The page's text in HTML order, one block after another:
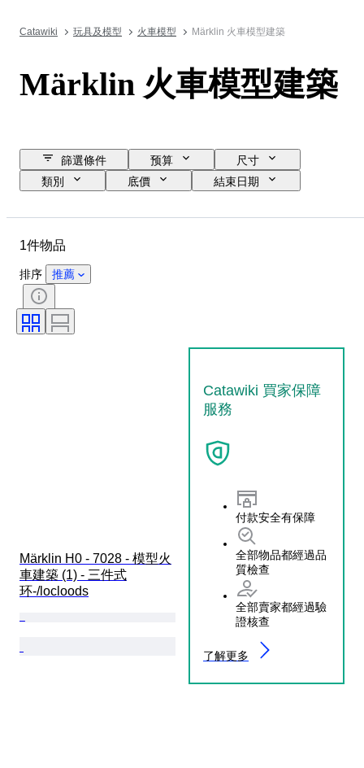
Catawiki 玩具及模型 火車模型 Märklin 火車模型建築
Märklin 火車模型建築
篩選條件 预算
尺寸
類別
底價
結束日期
1件物品
排序 推薦
Märklin H0 - 7028 - 模型火
車建築 (1) - 三件式
环-/locloods
Catawiki 買家保障
服務
付款安全有保障
全部物品都經過品
質檢查
全部賣家都經過驗
證核查
了解更多